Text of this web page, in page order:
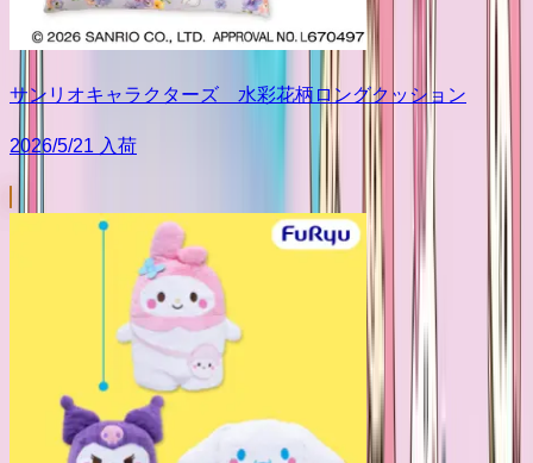
サンリオキャラクターズ 水彩花柄ロングクッション
2026/5/21 入荷